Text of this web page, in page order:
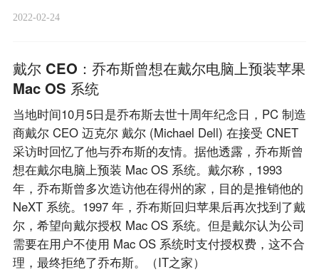
2022-02-24
戴尔 CEO：乔布斯曾想在戴尔电脑上预装苹果
Mac OS 系统
当地时间10月5日是乔布斯去世十周年纪念日，PC 制造
商戴尔 CEO 迈克尔 戴尔 (Michael Dell) 在接受 CNET
采访时回忆了他与乔布斯的友情。据他透露，乔布斯曾
想在戴尔电脑上预装 Mac OS 系统。戴尔称，1993
年，乔布斯曾多次造访他在得州的家，目的是推销他的
NeXT 系统。1997 年，乔布斯回归苹果后再次找到了戴
尔，希望向戴尔授权 Mac OS 系统。但是戴尔认为公司
需要在用户不使用 Mac OS 系统时支付授权费，这不合
理，最终拒绝了乔布斯。（IT之家）